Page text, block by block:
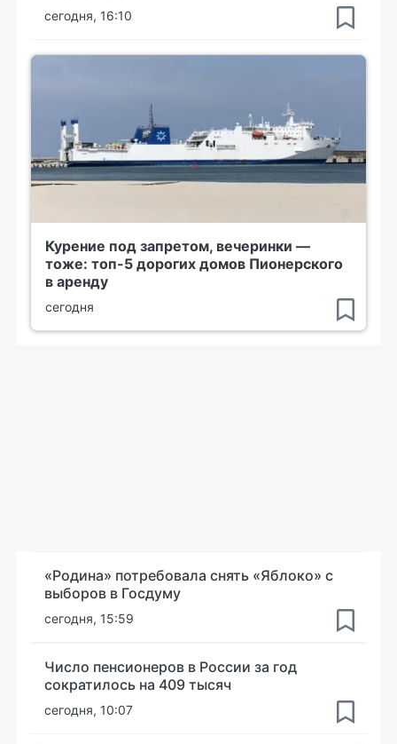
сегодня, 16:10
Курение под запретом, вечеринки —
тоже: топ-5 дорогих домов Пионерского
в аренду
сегодня
«Родина» потребовала снять «Яблоко» с
выборов в Госдуму
сегодня, 15:59
Число пенсионеров в России за год
сократилось на 409 тысяч
сегодня, 10:07